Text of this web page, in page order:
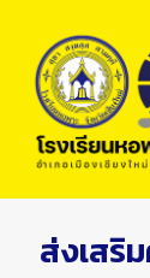
ส่งเสริ